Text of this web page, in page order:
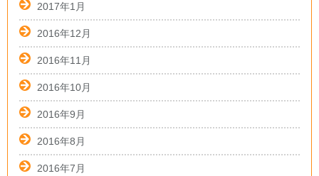
2017年1月
2016年12月
2016年11月
2016年10月
2016年9月
2016年8月
2016年7月